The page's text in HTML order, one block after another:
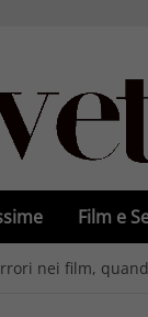
Film e
nei film,